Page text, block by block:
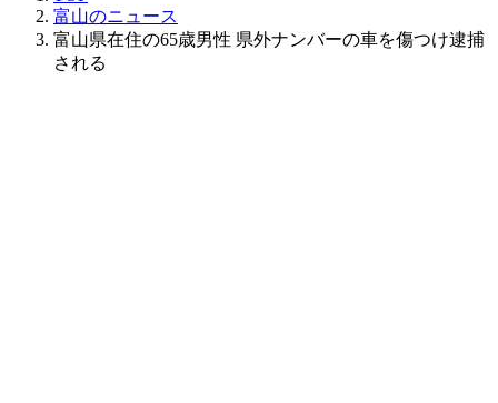
富山のニュース
富山県在住の65歳男性 県外ナンバーの車を傷つけ逮捕
される